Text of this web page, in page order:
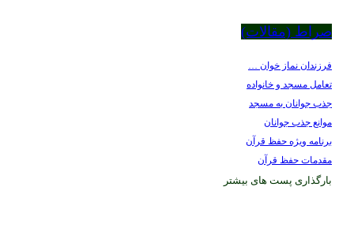
(مقالات)
نماز خوان …
مسجد و خانواده
جوانان به مسجد
جذب جوانان
ویژه حفظ قرآن
حفظ قرآن
پست های بیشتر